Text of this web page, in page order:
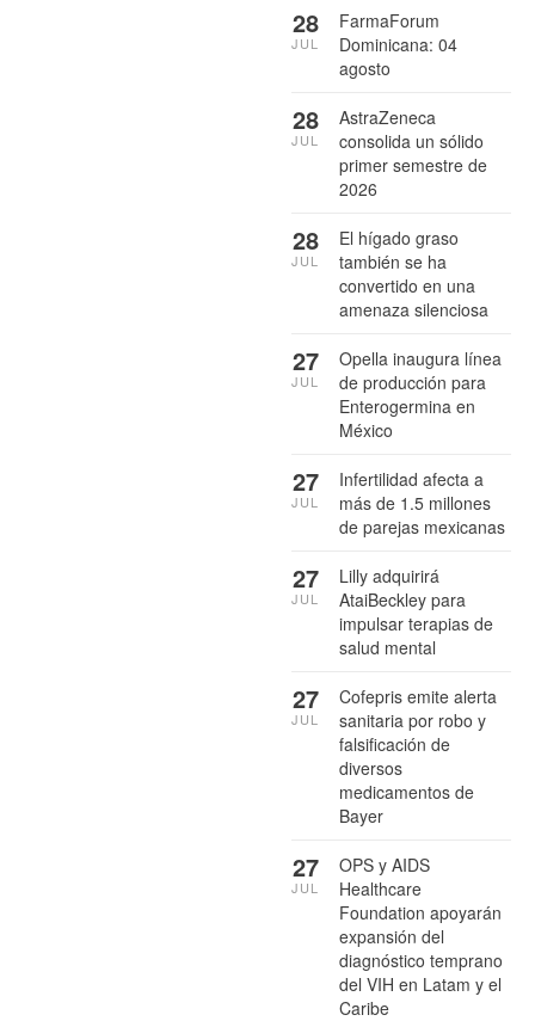
FarmaForum
Dominicana: 04
agosto
28
JUL
AstraZeneca
consolida un sólido
primer semestre de
2026
28
JUL
El hígado graso
también se ha
convertido en una
amenaza silenciosa
28
JUL
Opella inaugura línea
de producción para
Enterogermina en
México
27
JUL
Infertilidad afecta a
más de 1.5 millones
de parejas mexicanas
27
JUL
Lilly adquirirá
AtaiBeckley para
impulsar terapias de
salud mental
27
JUL
Cofepris emite alerta
sanitaria por robo y
falsificación de
diversos
medicamentos de
Bayer
27
JUL
OPS y AIDS
Healthcare
Foundation apoyarán
expansión del
diagnóstico temprano
del VIH en Latam y el
Caribe
27
JUL